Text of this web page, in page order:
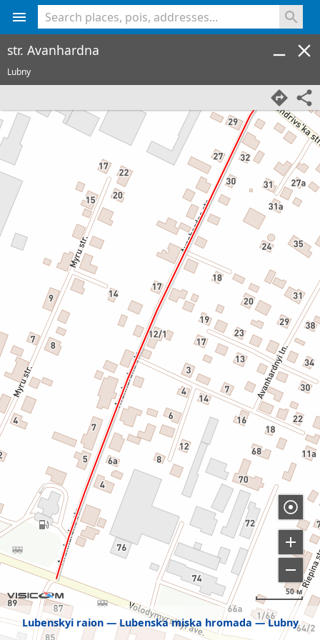
Lubenskyi raion Lubenska miska hromada Lubny
50 м
str. Avanhardna
Lubny
<% console.log(hcard) %>